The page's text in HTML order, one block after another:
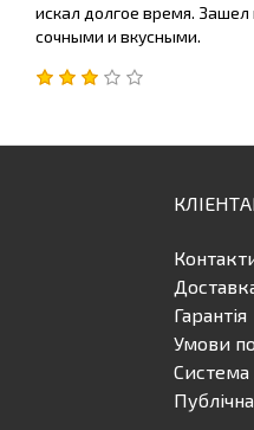
искал долгое время.
сочными и вкусными.
Гарантія
Умови
Система